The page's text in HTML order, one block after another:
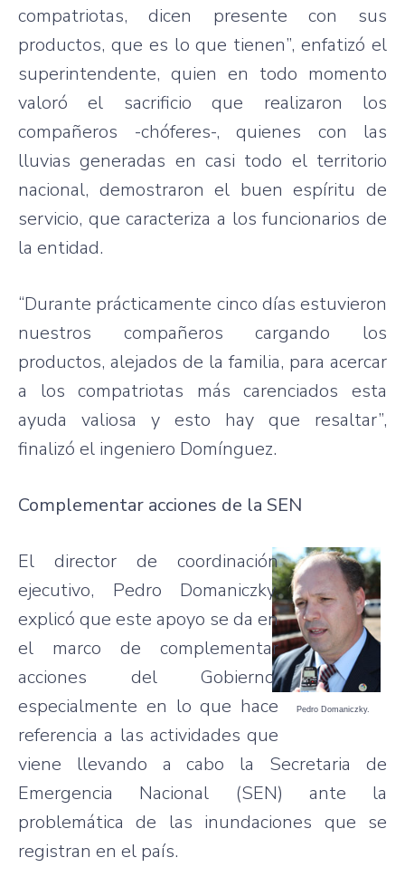
compatriotas, dicen presente con sus
productos, que es lo que tienen”, enfatizó el
superintendente, quien en todo momento
valoró el sacrificio que realizaron los
compañeros -chóferes-, quienes con las
lluvias generadas en casi todo el territorio
nacional, demostraron el buen espíritu de
servicio, que caracteriza a los funcionarios de
la entidad.
“Durante prácticamente cinco días estuvieron
nuestros compañeros cargando los
productos, alejados de la familia, para acercar
a los compatriotas más carenciados esta
ayuda valiosa y esto hay que resaltar”,
finalizó el ingeniero Domínguez.
Complementar acciones de la SEN
Pedro Domaniczky.
El director de coordinación
ejecutivo, Pedro Domaniczky,
explicó que este apoyo se da en
el marco de complementar
acciones del Gobierno,
especialmente en lo que hace
referencia a las actividades que
viene llevando a cabo la Secretaria de
Emergencia Nacional (SEN) ante la
problemática de las inundaciones que se
registran en el país.